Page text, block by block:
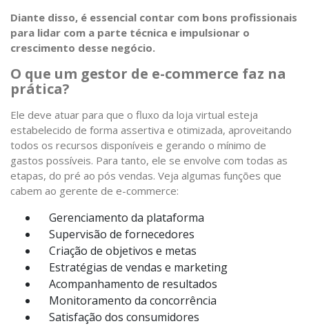
Diante disso, é essencial contar com bons profissionais
para lidar com a parte técnica e impulsionar o
crescimento desse negócio.
O que um gestor de e-commerce faz na
prática?
Ele deve atuar para que o fluxo da loja virtual esteja
estabelecido de forma assertiva e otimizada, aproveitando
todos os recursos disponíveis e gerando o mínimo de
gastos possíveis. Para tanto, ele se envolve com todas as
etapas, do pré ao pós vendas. Veja algumas funções que
cabem ao gerente de e-commerce:
Gerenciamento da plataforma
Supervisão de fornecedores
Criação de objetivos e metas
Estratégias de vendas e marketing
Acompanhamento de resultados
Monitoramento da concorrência
Satisfação dos consumidores